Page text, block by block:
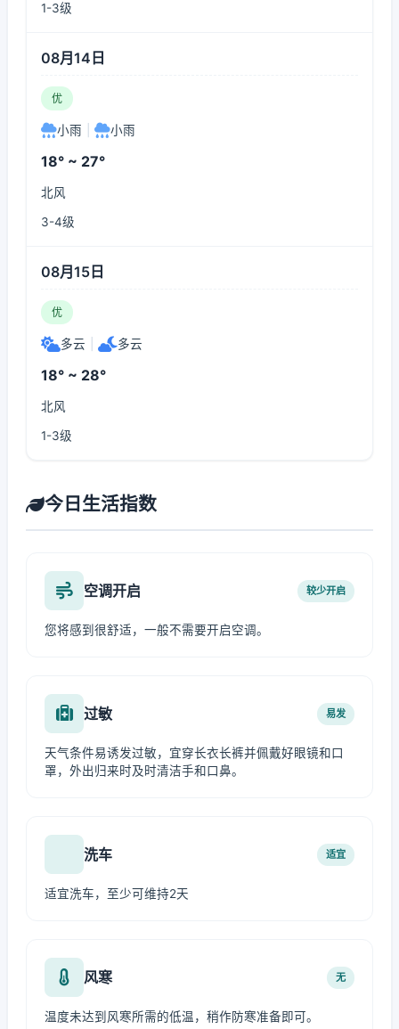
1-3级
08月14日
优
小雨 小雨
18° ~ 27°
北风
3-4级
08月15日
优
多云 多云
18° ~ 28°
北风
1-3级
今日生活指数
空调开启 较少开启
您将感到很舒适，一般不需要开启空调。
过敏 易发
天气条件易诱发过敏，宜穿长衣长裤并佩戴好眼镜和口
罩，外出归来时及时清洁手和口鼻。
洗车 适宜
适宜洗车，至少可维持2天
风寒 无
温度未达到风寒所需的低温，稍作防寒准备即可。